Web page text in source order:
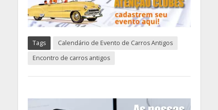
Tags
Calendário de Evento de Carros Antigos
Encontro de carros antigos